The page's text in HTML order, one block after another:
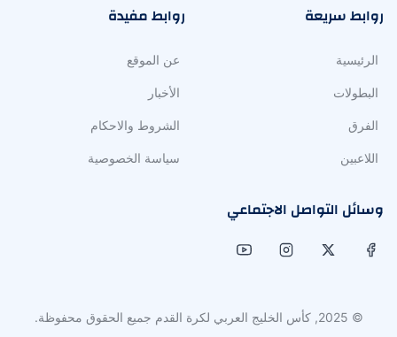
روابط سريعة
الرئيسية
البطولات
الفرق
اللاعبين
روابط مفيدة
عن الموقع
الأخبار
الشروط والاحكام
سياسة الخصوصية
وسائل التواصل الاجتماعي
© 2025, كأس الخليج العربي لكرة القدم جميع الحقوق محفوظة.